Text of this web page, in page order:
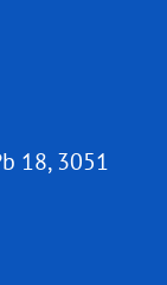
18, 3051